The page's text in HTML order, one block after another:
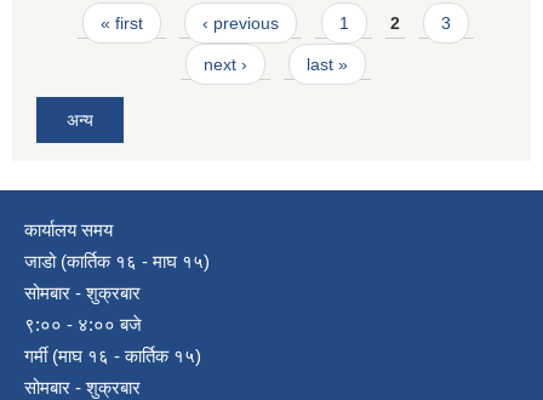
Pages
« first ‹ previous 1 2 3
next › last »
अन्य
कार्यालय समय
जाडो (कार्तिक १६ - माघ १५)
सोमबार - शुक्रबार
९:०० - ४:०० बजे
गर्मी (माघ १६ - कार्तिक १५)
सोमबार - शुक्रबार